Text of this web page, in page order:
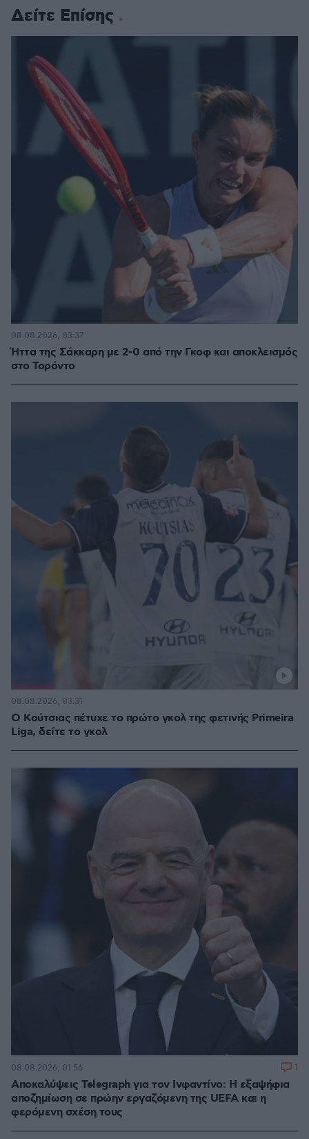
Δείτε Επίσης
Ήττα της Σάκκαρη με 2-0 από την Γκοφ και αποκλεισμός
στο Τορόντο
08.08.2026, 03:37
Ο Κούτσιας πέτυχε το πρώτο γκολ της φετινής Primeira
Liga, δείτε το γκολ
08.08.2026, 03:31
Αποκαλύψεις Telegraph για τον Ινφαντίνο: Η εξαψήφια
αποζημίωση σε πρώην εργαζόμενη της UEFA και η
φερόμενη σχέση τους
08.08.2026, 01:56 1